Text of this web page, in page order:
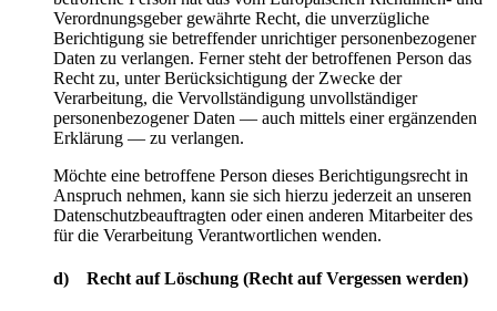
Verordnungsgeber gewährte Recht, die unverzügliche
Berichtigung sie betreffender unrichtiger personenbezogener
Daten zu verlangen. Ferner steht der betroffenen Person das
Recht zu, unter Berücksichtigung der Zwecke der
Verarbeitung, die Vervollständigung unvollständiger
personenbezogener Daten — auch mittels einer ergänzenden
Erklärung — zu verlangen.
Möchte eine betroffene Person dieses Berichtigungsrecht in
Anspruch nehmen, kann sie sich hierzu jederzeit an unseren
Datenschutzbeauftragten oder einen anderen Mitarbeiter des
für die Verarbeitung Verantwortlichen wenden.
d) Recht auf Löschung (Recht auf Vergessen werden)